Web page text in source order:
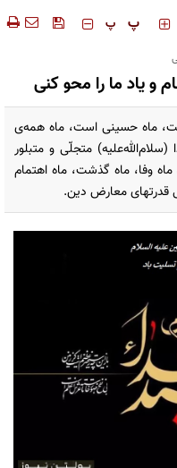
‍‍‍ پ پ
و یاد ما را محو کنی
ماه حسینی است، ماه همه‌ی
متجلّی و متبلور
وفا، ماه گذشت، ماه اهتمام
قدرتهای معارض دین.